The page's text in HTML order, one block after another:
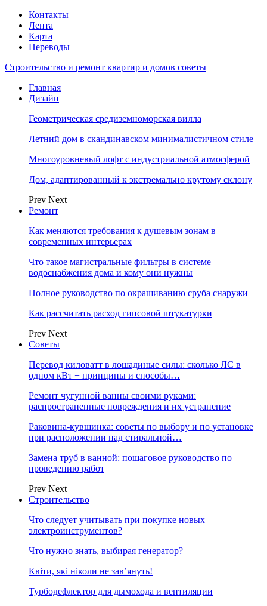
Контакты
Лента
Карта
Переводы
Строительство и ремонт квартир и домов советы
Главная
Дизайн
Геометрическая средиземноморская вилла
Летний дом в скандинавском минималистичном стиле
Многоуровневый лофт с индустриальной атмосферой
Дом, адаптированный к экстремально крутому склону
Prev Next
Ремонт
Как меняются требования к душевым зонам в
современных интерьерах
Что такое магистральные фильтры в системе
водоснабжения дома и кому они нужны
Полное руководство по окрашиванию сруба снаружи
Как рассчитать расход гипсовой штукатурки
Prev Next
Советы
Перевод киловатт в лошадиные силы: сколько ЛС в
одном кВт + принципы и способы…
Ремонт чугунной ванны своими руками:
распространенные повреждения и их устранение
Раковина-кувшинка: советы по выбору и по установке
при расположении над стиральной…
Замена труб в ванной: пошаговое руководство по
проведению работ
Prev Next
Строительство
Что следует учитывать при покупке новых
электроинструментов?
Что нужно знать, выбирая генератор?
Квіти, які ніколи не зав’януть!
Турбодефлектор для дымохода и вентиляции